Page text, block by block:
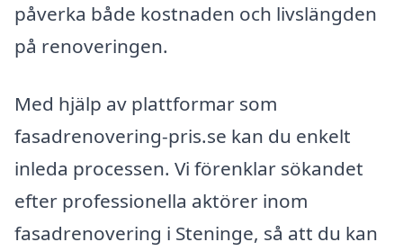
påverka både kostnaden och livslängden
på renoveringen.
Med hjälp av plattformar som
fasadrenovering-pris.se kan du enkelt
inleda processen. Vi förenklar sökandet
efter professionella aktörer inom
fasadrenovering i Steninge, så att du kan